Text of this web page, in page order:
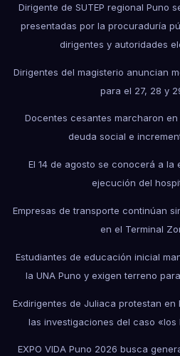
Dirigente de SUTEP regional Puno
presentadas por la procuraduría
dirigentes y autoridades
Dirigentes del magisterio anuncian
para el 27, 28 y
Docentes cesantes marcharon
deuda social e
El 14 de agosto se conocerá a la
ejecución del
Empresas de transporte continúan
en el Terminal
Estudiantes de educación inicial
la UNA Puno y exigen terreno
Exdirigentes de Juliaca protestan
las investigaciones del caso
EXPO VIDA Puno 2026 busca